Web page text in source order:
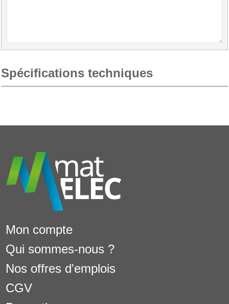
Spécifications techniques
Mon compte
Qui sommes-nous ?
Nos offres d'emplois
CGV